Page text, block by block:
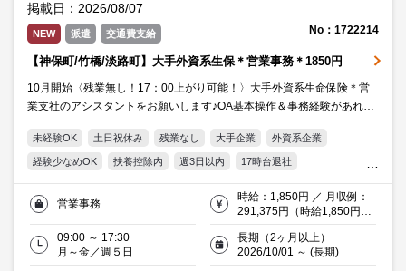
掲載日：2026/08/07
NEW 派遣 交通費支給 No：1722214
【神保町/竹橋/淡路町】大手外資系生保＊営業事務＊1850円
10月開始〈残業無し！17：00上がり可能！〉大手外資系生命保険＊営
業支社のアシスタントをお願いします♪OA基本操作＆事務経験があれば
未経験OK 土日祝休み 残業なし 大手企業 外資系企業
経験少なめOK 扶養控除内 週3日以内 17時台退社
駅5分以内 平日休み 服装・髪型自由 オフィス禁煙・分煙
交通費支給 Word 20代活躍中 30代活躍中
働く主婦（夫）活躍中 金融
営業事務
時給：1,850円 ／ 月収例：
291,375円（時給1,850円×
実働7時間30分×月21日）※
交通費支給(当社規定有)
09:00 ～ 17:30
月～金／週５日
長期（2ヶ月以上）
2026/10/01 ～ (長期)